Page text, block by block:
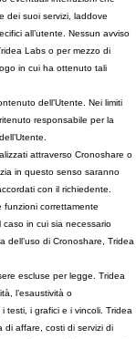
dei suoi servizi, laddove
all’utente. Nessun avviso
Labs o per mezzo di
in cui ha ottenuto tali
dell’Utente. Nei limiti
responsabile per la
attraverso Cronoshare o
in questo senso saranno
con il richiedente.
funzioni correttamente
caso in cui sia necessario
dell’uso di Cronoshare, Tridea
escluse per legge. Tridea
l’esaustività o
testi, i grafici e i vincoli. Tridea
di affare, costi di servizi di